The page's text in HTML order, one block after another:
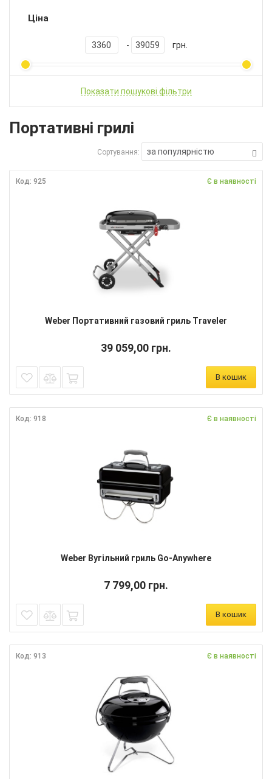
Ціна
- грн.
Показати пошукові фільтри
Портативні грилі
Сортування: за популярністю
Код: 925 Є в наявності
Weber Портативний газовий гриль Traveler
39 059,00 грн.
В кошик
Код: 918 Є в наявності
Weber Вугільний гриль Go-Anywhere
7 799,00 грн.
В кошик
Код: 913 Є в наявності